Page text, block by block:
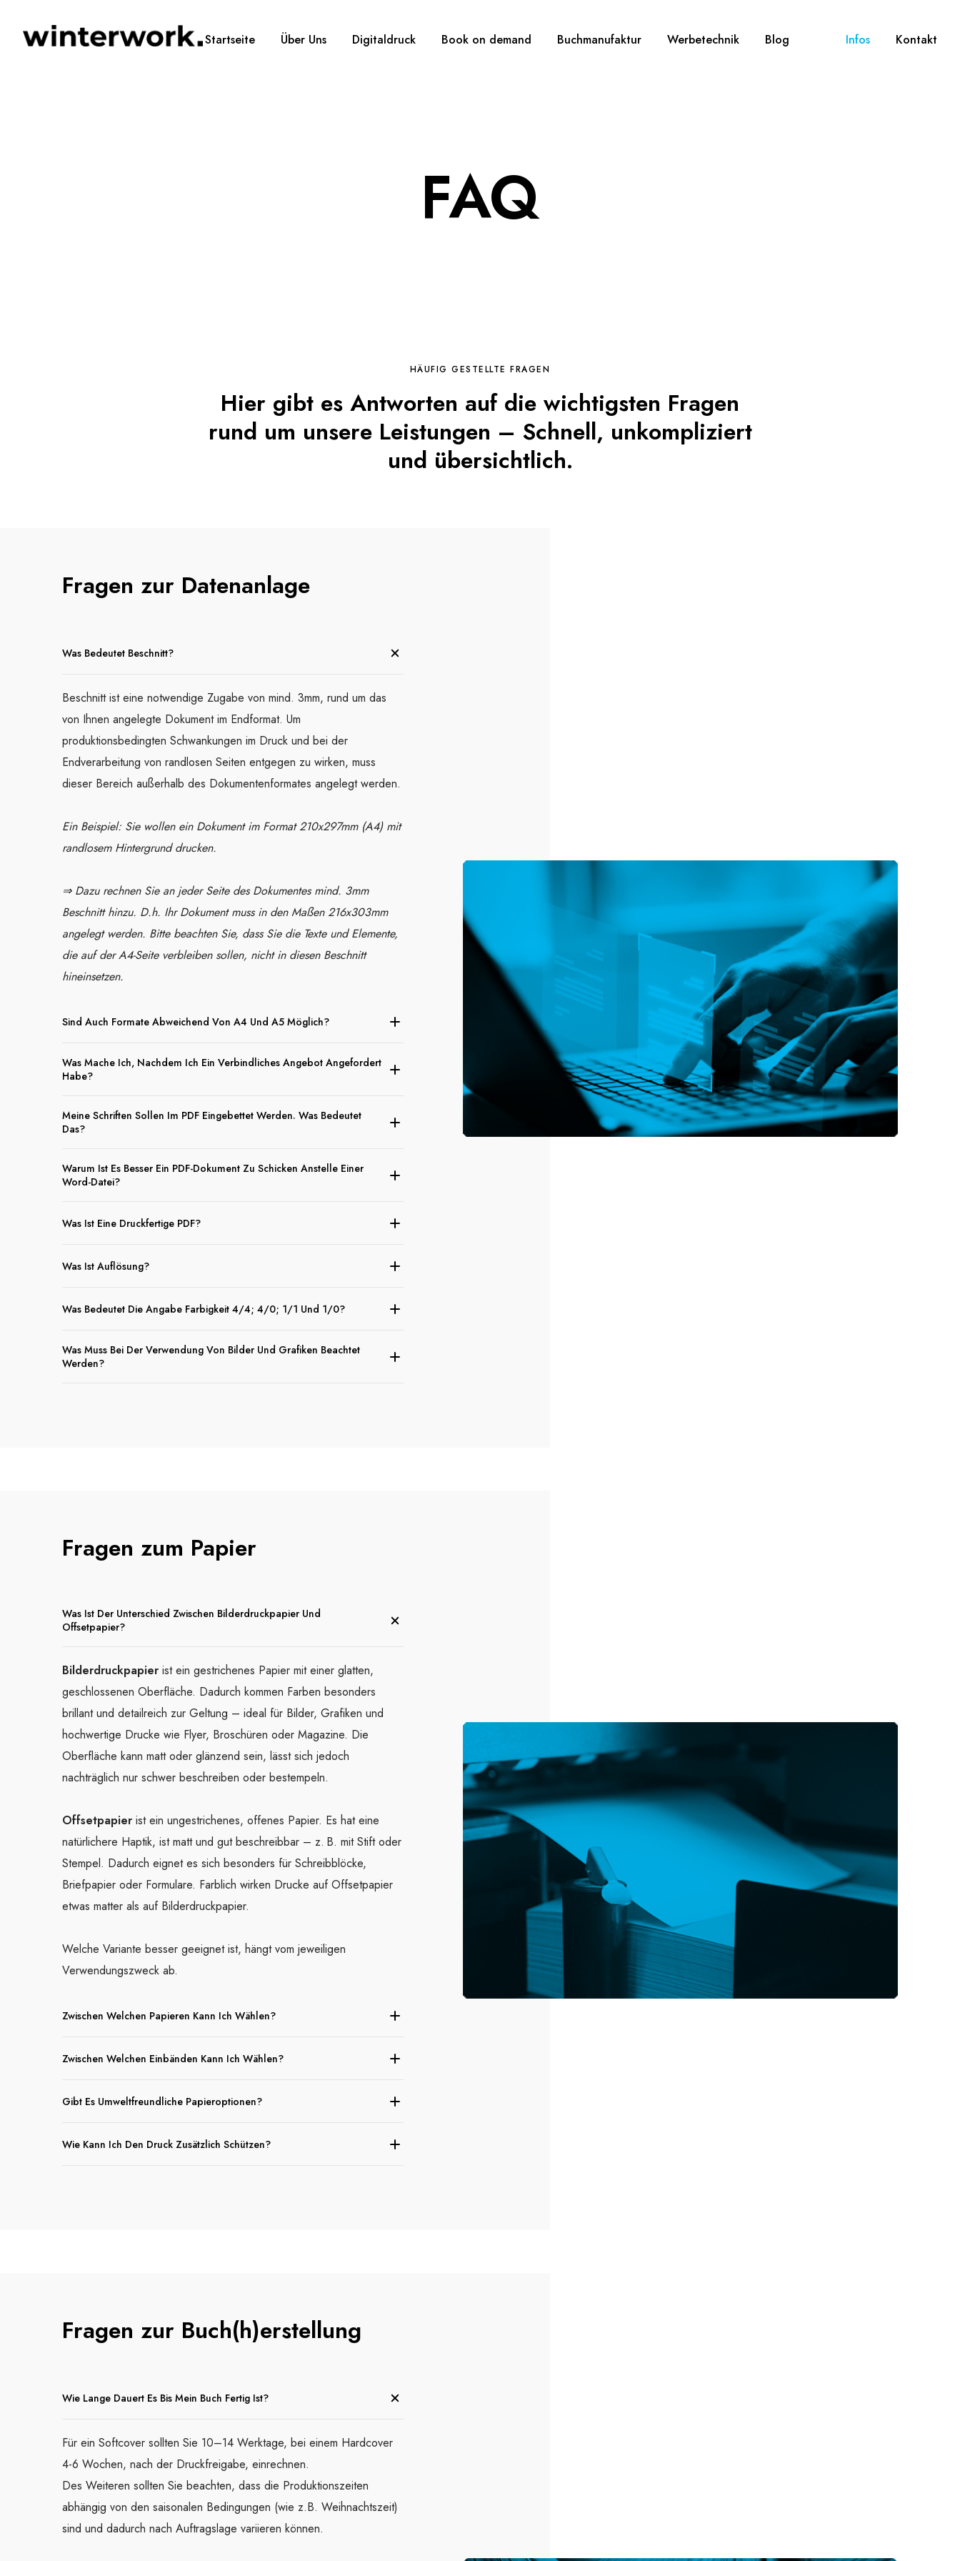
Startseite Über Uns Digitaldruck Book on demand Buchmanufaktur Werbetechnik Blog Infos Kontakt
FAQ
HÄUFIG GESTELLTE FRAGEN
Hier gibt es Antworten auf die wichtigsten Fragen
rund um unsere Leistungen – Schnell, unkompliziert
und übersichtlich.
Fragen zur Datenanlage
Was Bedeutet Beschnitt?
Beschnitt ist eine notwendige Zugabe von mind. 3mm, rund um das
von Ihnen angelegte Dokument im Endformat. Um
produktionsbedingten Schwankungen im Druck und bei der
Endverarbeitung von randlosen Seiten entgegen zu wirken, muss
dieser Bereich außerhalb des Dokumentenformates angelegt werden.
Ein Beispiel: Sie wollen ein Dokument im Format 210x297mm (A4) mit
randlosem Hintergrund drucken.
⇒ Dazu rechnen Sie an jeder Seite des Dokumentes mind. 3mm
Beschnitt hinzu. D.h. Ihr Dokument muss in den Maßen 216x303mm
angelegt werden. Bitte beachten Sie, dass Sie die Texte und Elemente,
die auf der A4-Seite verbleiben sollen, nicht in diesen Beschnitt
hineinsetzen.
Sind Auch Formate Abweichend Von A4 Und A5 Möglich?
Was Mache Ich, Nachdem Ich Ein Verbindliches Angebot Angefordert
Habe?
Meine Schriften Sollen Im PDF Eingebettet Werden. Was Bedeutet
Das?
Warum Ist Es Besser Ein PDF-Dokument Zu Schicken Anstelle Einer
Word-Datei?
Was Ist Eine Druckfertige PDF?
Was Ist Auflösung?
Was Bedeutet Die Angabe Farbigkeit 4/4; 4/0; 1/1 Und 1/0?
Was Muss Bei Der Verwendung Von Bilder Und Grafiken Beachtet
Werden?
Fragen zum Papier
Was Ist Der Unterschied Zwischen Bilderdruckpapier Und
Offsetpapier?
Bilderdruckpapier ist ein gestrichenes Papier mit einer glatten,
geschlossenen Oberfläche. Dadurch kommen Farben besonders
brillant und detailreich zur Geltung – ideal für Bilder, Grafiken und
hochwertige Drucke wie Flyer, Broschüren oder Magazine. Die
Oberfläche kann matt oder glänzend sein, lässt sich jedoch
nachträglich nur schwer beschreiben oder bestempeln.
Offsetpapier ist ein ungestrichenes, offenes Papier. Es hat eine
natürlichere Haptik, ist matt und gut beschreibbar – z. B. mit Stift oder
Stempel. Dadurch eignet es sich besonders für Schreibblöcke,
Briefpapier oder Formulare. Farblich wirken Drucke auf Offsetpapier
etwas matter als auf Bilderdruckpapier.
Welche Variante besser geeignet ist, hängt vom jeweiligen
Verwendungszweck ab.
Zwischen Welchen Papieren Kann Ich Wählen?
Zwischen Welchen Einbänden Kann Ich Wählen?
Gibt Es Umweltfreundliche Papieroptionen?
Wie Kann Ich Den Druck Zusätzlich Schützen?
Fragen zur Buch(h)erstellung
Wie Lange Dauert Es Bis Mein Buch Fertig Ist?
Für ein Softcover sollten Sie 10–14 Werktage, bei einem Hardcover
4-6 Wochen, nach der Druckfreigabe, einrechnen.
Des Weiteren sollten Sie beachten, dass die Produktionszeiten
abhängig von den saisonalen Bedingungen (wie z.B. Weihnachtszeit)
sind und dadurch nach Auftragslage variieren können.